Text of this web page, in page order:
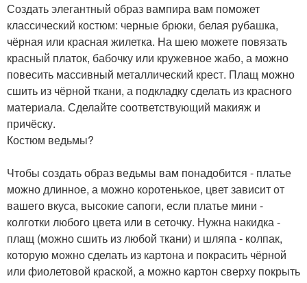
Создать элегантный образ вампира вам поможет
классический костюм: черные брюки, белая рубашка,
чёрная или красная жилетка. На шею можете повязать
красный платок, бабочку или кружевное жабо, а можно
повесить массивный металлический крест. Плащ можно
сшить из чёрной ткани, а подкладку сделать из красного
материала. Сделайте соответствующий макияж и
причёску.
Костюм ведьмы?
Чтобы создать образ ведьмы вам понадобится - платье
можно длинное, а можно коротенькое, цвет зависит от
вашего вкуса, высокие сапоги, если платье мини -
колготки любого цвета или в сеточку. Нужна накидка -
плащ (можно сшить из любой ткани) и шляпа - колпак,
которую можно сделать из картона и покрасить чёрной
или фиолетовой краской, а можно картон сверху покрыть